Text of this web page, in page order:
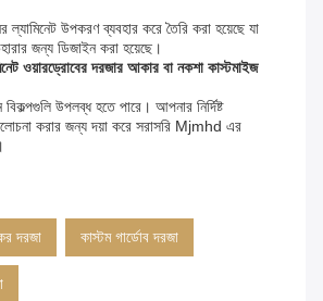
ল্যামিনেট উপকরণ ব্যবহার করে তৈরি করা হয়েছে যা
জন্য ডিজাইন করা হয়েছে।
ওয়ারড্রোবের দরজার আকার বা নকশা কাস্টমাইজ
উপলব্ধ হতে পারে। আপনার নির্দিষ্ট
করার জন্য দয়া করে সরাসরি Mjmhd এর
দরজা কাস্টম গার্ডোব দরজা